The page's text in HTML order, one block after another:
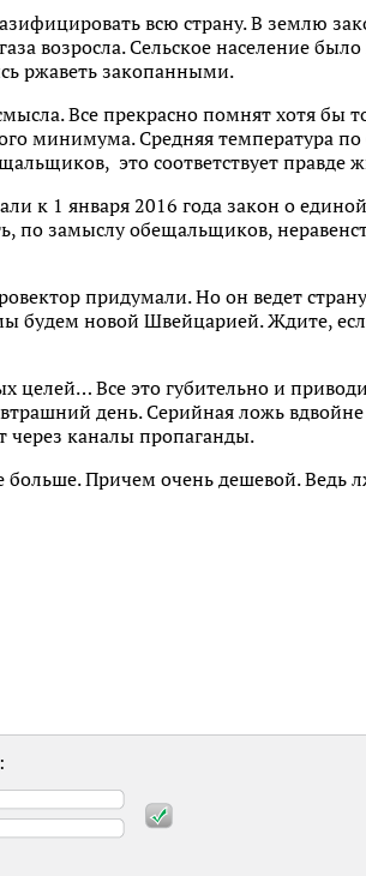
всю страну. В землю
возросла. Сельское население
ржаветь закопанными.
Все прекрасно помнят хотя бы
минимума. Средняя температура
это соответствует правде
к 1 января 2016 года закон о
по замыслу обещальщиков,
придумали. Но он ведет
будем новой Швейцарией. Ждите,
Все это губительно и
день. Серийная ложь вдвойне
через каналы пропаганды.
больше. Причем очень дешевой. Ведь